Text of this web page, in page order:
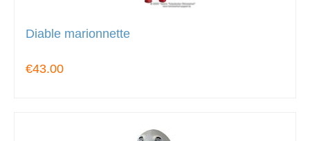
Diable marionnette
€43.00